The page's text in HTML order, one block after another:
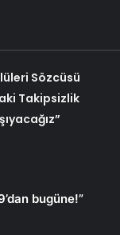
Sözcüsü
Takipsizlik
bugüne!”